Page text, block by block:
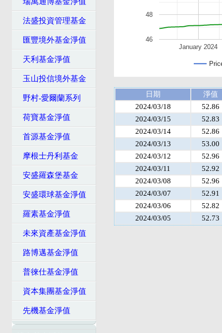
法盛投資管理基金
匯豐境外基金淨值
天利基金淨值
玉山投信境外基金
野村-愛爾蘭系列
荷寶基金淨值
首源基金淨值
摩根士丹利基金
安盛羅森堡基金
安盛環球基金淨值
羅素基金淨值
未來資產基金淨值
路博邁基金淨值
普徠仕基金淨值
資本集團基金淨值
先機基金淨值
January 2024
46
48
日期
淨值
2024/03/18
52.86
2024/03/15
52.83
2024/03/14
52.86
2024/03/13
53.00
2024/03/12
52.96
2024/03/11
52.92
2024/03/08
52.96
2024/03/07
52.91
2024/03/06
52.82
2024/03/05
52.73